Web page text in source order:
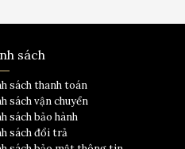
sách
sách thanh toán
sách vận chuyển
sách bảo hành
sách đổi trả